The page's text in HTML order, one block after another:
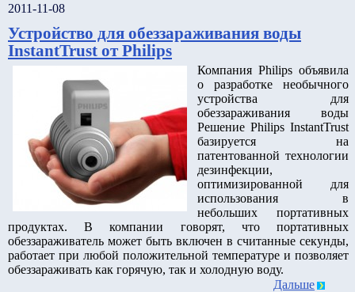
2011-11-08
Устройство для обеззараживания воды
InstantTrust от Philips
Компания Philips объявила
о разработке необычного
устройства для
обеззараживания воды
Решение Philips InstantTrust
базируется на
патентованной технологии
дезинфекции,
оптимизированной для
использования в
небольших портативных
продуктах. В компании говорят, что портативных
обеззараживатель может быть включен в считанные секунды,
работает при любой положительной температуре и позволяет
обеззараживать как горячую, так и холодную воду.
Дальше